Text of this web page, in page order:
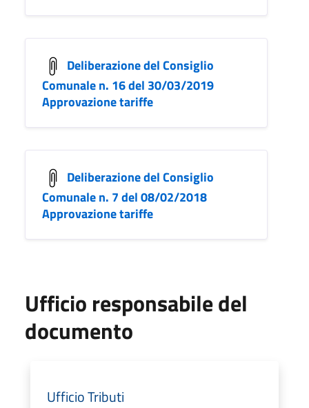
Deliberazione del Consiglio
Comunale n. 16 del 30/03/2019
Approvazione tariffe
Deliberazione del Consiglio
Comunale n. 7 del 08/02/2018
Approvazione tariffe
Ufficio responsabile del
documento
Ufficio Tributi